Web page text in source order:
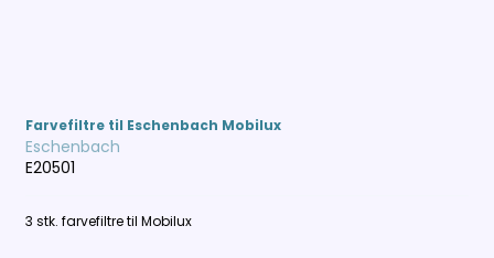
Farvefiltre til Eschenbach Mobilux
Eschenbach
E20501
3 stk. farvefiltre til Mobilux